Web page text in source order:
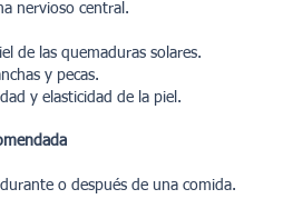
nervioso central.
de las quemaduras solares.
y pecas.
y elasticidad de la piel.
o después de una comida.